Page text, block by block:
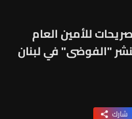
للأمين العام
"الفوضى" في لبنان
شارك